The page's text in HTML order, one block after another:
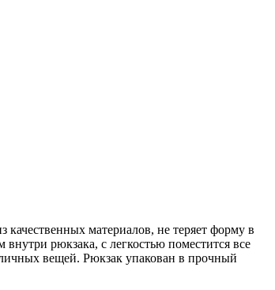
материалов, не теряет форму в
рюкзака, с легкостью поместится все
вещей. Рюкзак упакован в прочный